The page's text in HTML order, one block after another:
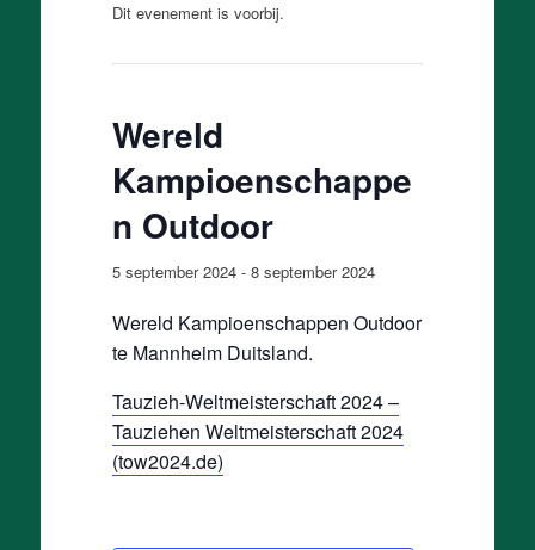
Dit evenement is voorbij.
Wereld
Kampioenschappe
n Outdoor
5 september 2024- 8 september 2024
Wereld Kampioenschappen Outdoor
te Mannheim Duitsland.
Tauzieh-Weltmeisterschaft 2024 –
Tauziehen Weltmeisterschaft 2024
(tow2024.de)